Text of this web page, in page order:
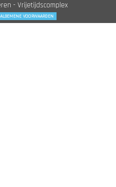
- Vrijetijdscomplex
ALGEMENE VOORWAARDEN